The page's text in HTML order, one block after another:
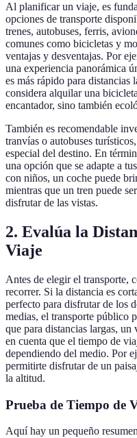
Al planificar un viaje, es
opciones de transporte
trenes, autobuses, ferris,
comunes como bicicletas y
ventajas y desventajas. Por
una experiencia panorámica
es más rápido para distancias
considera alquilar una
encantador, sino también
También es recomendable
tranvías o autobuses
especial del destino. En
una opción que se adapte a
con niños, un coche puede
mientras que un tren puede
disfrutar de las vistas.
2. Evalúa la
Viaje
Antes de elegir el transporte,
recorrer. Si la distancia es
perfecto para disfrutar de los
medias, el transporte público
que para distancias largas,
en cuenta que el tiempo de
dependiendo del medio. Por
permitirte disfrutar de un
la altitud.
Prueba de Tiempo de
Aquí hay un pequeño